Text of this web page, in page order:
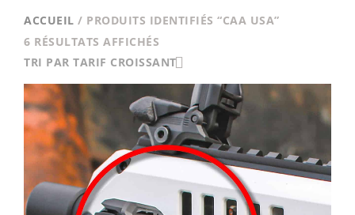
ACCUEIL / PRODUITS IDENTIFIÉS “CAA USA”
6 RÉSULTATS AFFICHÉS
PAR
PRIX
CROISSANT
TRI PAR TARIF CROISSANT